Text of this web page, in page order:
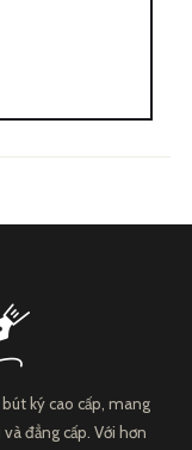
ký cao cấp, mang
đẳng cấp. Với hơn